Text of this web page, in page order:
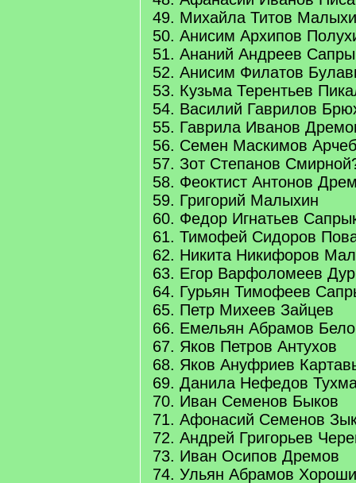
49. Михайла Титов
50. Анисим Архипов
51. Ананий Андреев
52. Анисим Филатов
53. Кузьма Терентьев
54. Василий Гаврилов
55. Гаврила Иванов
56. Семен Маскимов
57. Зот Степанов
58. Феоктист Антонов
59. Григорий Малыхин
60. Федор Игнатьев
61. Тимофей Сидоров
62. Никита Никифоров
63. Егор Варфоломеев
64. Гурьян Тимофеев
65. Петр Михеев Зайцев
66. Емельян Абрамов
67. Яков Петров Антухов
68. Яков Ануфриев
69. Данила Нефедов
70. Иван Семенов Быков
71. Афонасий Семенов
72. Андрей Григорьев
73. Иван Осипов Дремов
74. Ульян Абрамов